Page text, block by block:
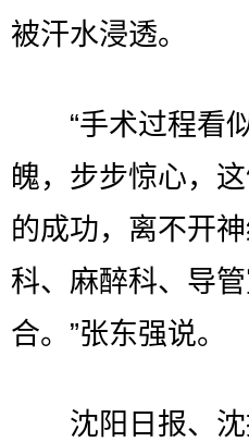
被汗水浸透。
“手术过程看似
魄，步步惊心，
的成功，离不开
科、麻醉科、导
合。”张东强说。
沈阳日报、沈